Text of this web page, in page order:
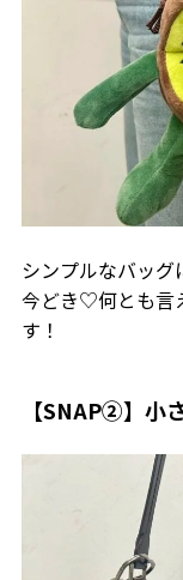
シンプルなバッ
今どき♡何とも言
す！
【SNAP②】小